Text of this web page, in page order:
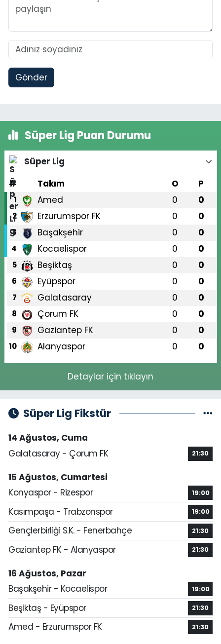
Gönder
Süper Lig Puan Durumu
Süper Lig
#
Takım O P
1 Amed 0 0
2 Erzurumspor FK 0 0
3 Başakşehir 0 0
4 Kocaelispor 0 0
5 Beşiktaş 0 0
6 Eyüpspor 0 0
7 Galatasaray 0 0
8 Çorum FK 0 0
9 Gaziantep FK 0 0
10 Alanyaspor 0 0
Detaylar için tıklayın
Süper Lig Fikstür
14 Ağustos, Cuma
Galatasaray - Çorum FK
21:30
15 Ağustos, Cumartesi
Konyaspor - Rizespor
19:00
Kasımpaşa - Trabzonspor 19:00
Gençlerbirliği S.K. - Fenerbahçe 21:30
Gaziantep FK - Alanyaspor 21:30
16 Ağustos, Pazar
Başakşehir - Kocaelispor
19:00
Beşiktaş - Eyüpspor 21:30
Amed - Erzurumspor FK 21:30